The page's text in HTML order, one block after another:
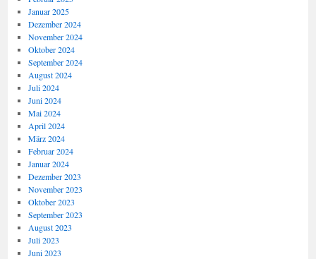
Januar 2025
Dezember 2024
November 2024
Oktober 2024
September 2024
August 2024
Juli 2024
Juni 2024
Mai 2024
April 2024
März 2024
Februar 2024
Januar 2024
Dezember 2023
November 2023
Oktober 2023
September 2023
August 2023
Juli 2023
Juni 2023